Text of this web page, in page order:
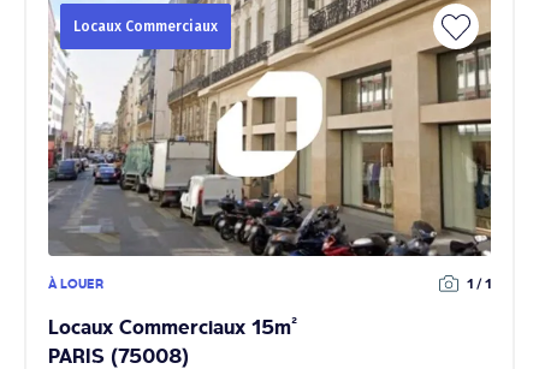
Locaux Commerciaux
À LOUER 1 / 1
Locaux Commerciaux 15m²
PARIS (75008)